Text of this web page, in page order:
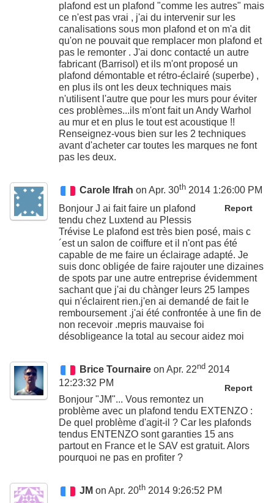
plafond est un plafond "comme les autres" mais
ce n'est pas vrai , j'ai du intervenir sur les
canalisations sous mon plafond et on m'a dit
qu'on ne pouvait que remplacer mon plafond et
pas le remonter . J'ai donc contacté un autre
fabricant (Barrisol) et ils m'ont proposé un
plafond démontable et rétro-éclairé (superbe) ,
en plus ils ont les deux techniques mais
n'utilisent l'autre que pour les murs pour éviter
ces problèmes...ils m'ont fait un Andy Warhol
au mur et en plus le tout est acoustique !!
Renseignez-vous bien sur les 2 techniques
avant d'acheter car toutes les marques ne font
pas les deux.
Carole Ifrah on Apr. 30th 2014 1:26:00 PM
Report
Bonjour J ai fait faire un plafond
tendu chez Luxtend au Plessis
Trévise Le plafond est très bien posé, mais c
´est un salon de coiffure et il n'ont pas été
capable de me faire un éclairage adapté. Je
suis donc obligée de faire rajouter une dizaines
de spots par une autre entreprise évidemment
sachant que j'ai du chànger leurs 25 lampes
qui n'éclairent rien.j'en ai demandé de fait le
remboursement .j'ai été confrontée à une fin de
non recevoir .mepris mauvaise foi
désobligeance la total au secour aidez moi
Brice Tournaire on Apr. 22nd 2014
12:23:32 PM
Report
Bonjour "JM"... Vous remontez un
problème avec un plafond tendu EXTENZO :
De quel problème d'agit-il ? Car les plafonds
tendus ENTENZO sont garanties 15 ans
partout en France et le SAV est gratuit. Alors
pourquoi ne pas en profiter ?
JM on Apr. 20th 2014 9:26:52 PM